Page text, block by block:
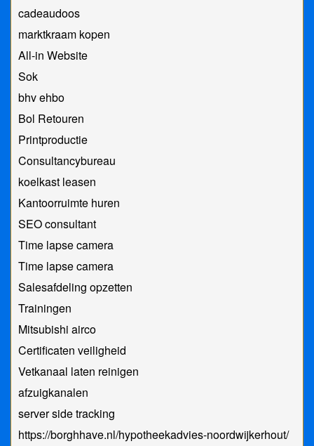
cadeaudoos
marktkraam kopen
All-in Website
Sok
bhv ehbo
Bol Retouren
Printproductie
Consultancybureau
koelkast leasen
Kantoorruimte huren
SEO consultant
Time lapse camera
Time lapse camera
Salesafdeling opzetten
Trainingen
Mitsubishi airco
Certificaten veiligheid
Vetkanaal laten reinigen
afzuigkanalen
server side tracking
https://borghhave.nl/hypotheekadvies-noordwijkerhout/